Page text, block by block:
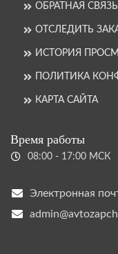
ОБРАТНАЯ СВЯЗЬ
ОТСЛЕДИТЬ
ИСТОРИЯ
ПОЛИТИКА
КАРТА САЙТА
Время работы
08:00 - 17:00 МСК
Электронная